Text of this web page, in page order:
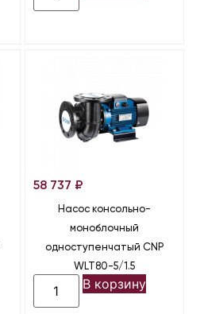
58 737 ₽
Насос консольно-
моноблочный
одноступенчатый CNP
WLT80-5/1.5
В корзину